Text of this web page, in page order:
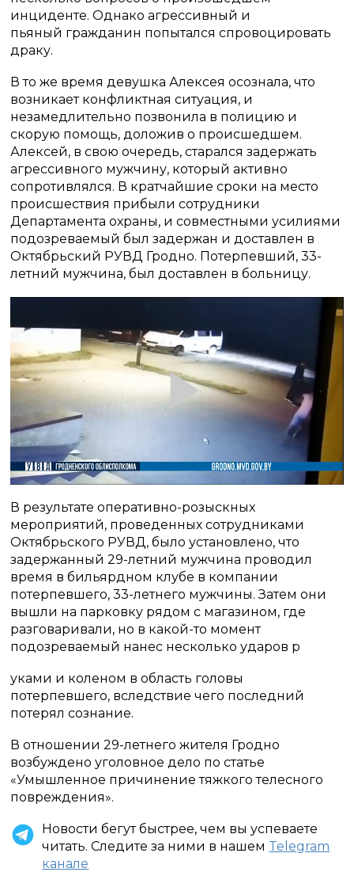
инциденте. Однако агрессивный и
пьяный гражданин попытался спровоцировать
драку.
В то же время девушка Алексея осознала, что
возникает конфликтная ситуация, и
незамедлительно позвонила в полицию и
скорую помощь, доложив о происшедшем.
Алексей, в свою очередь, старался задержать
агрессивного мужчину, который активно
сопротивлялся. В кратчайшие сроки на место
происшествия прибыли сотрудники
Департамента охраны, и совместными усилиями
подозреваемый был задержан и доставлен в
Октябрьский РУВД Гродно. Потерпевший, 33-
летний мужчина, был доставлен в больницу.
Play
Video
В результате оперативно-розыскных
мероприятий, проведенных сотрудниками
Октябрьского РУВД, было установлено, что
задержанный 29-летний мужчина проводил
время в бильярдном клубе в компании
потерпевшего, 33-летнего мужчины. Затем они
вышли на парковку рядом с магазином, где
разговаривали, но в какой-то момент
подозреваемый нанес несколько ударов р
уками и коленом в область головы
потерпевшего, вследствие чего последний
потерял сознание.
В отношении 29-летнего жителя Гродно
возбуждено уголовное дело по статье
«Умышленное причинение тяжкого телесного
повреждения».
Новости бегут быстрее, чем вы успеваете
читать. Следите за ними в нашем Telegram
канале